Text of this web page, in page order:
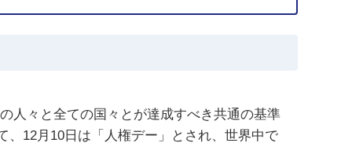
人々と全ての国々とが達成すべき共通の基準
12月10日は「人権デー」とされ、世界中で